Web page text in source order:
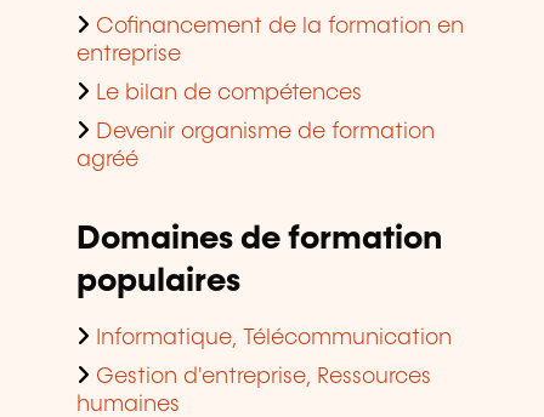
Cofinancement de la formation en
entreprise
Le bilan de compétences
Devenir organisme de formation
agréé
Domaines de formation
populaires
Informatique, Télécommunication
Gestion d'entreprise, Ressources
humaines